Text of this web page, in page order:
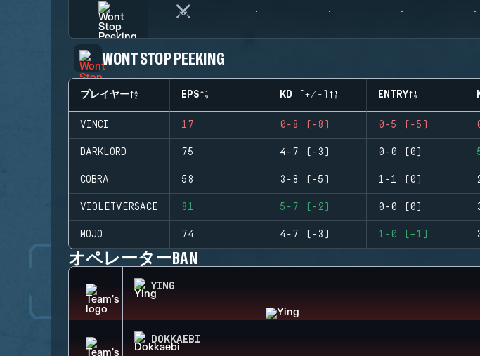
WONT STOP PEEKING
プレイヤー EPS KD (+/-) ENTRY
VINCI 17 0-8 (-8) 0-5 (-5)
DARKLORD 75 4-7 (-3) 0-0 (0)
COBRA 58 3-8 (-5) 1-1 (0)
VIOLETVERSACE 81 5-7 (-2) 0-0 (0)
MOJO 74 4-7 (-3) 1-0 (+1)
オペレーターBAN
YING
DOKKAEBI